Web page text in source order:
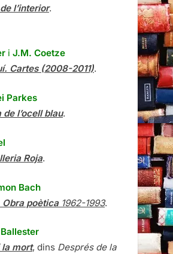
l’interior.
i J.M. Coetze
Cartes (2008-2011).
Parkes
de l’ocell blau.
Roja.
Bach
Obra poètica1962-1993.
la mort, dins Després de la